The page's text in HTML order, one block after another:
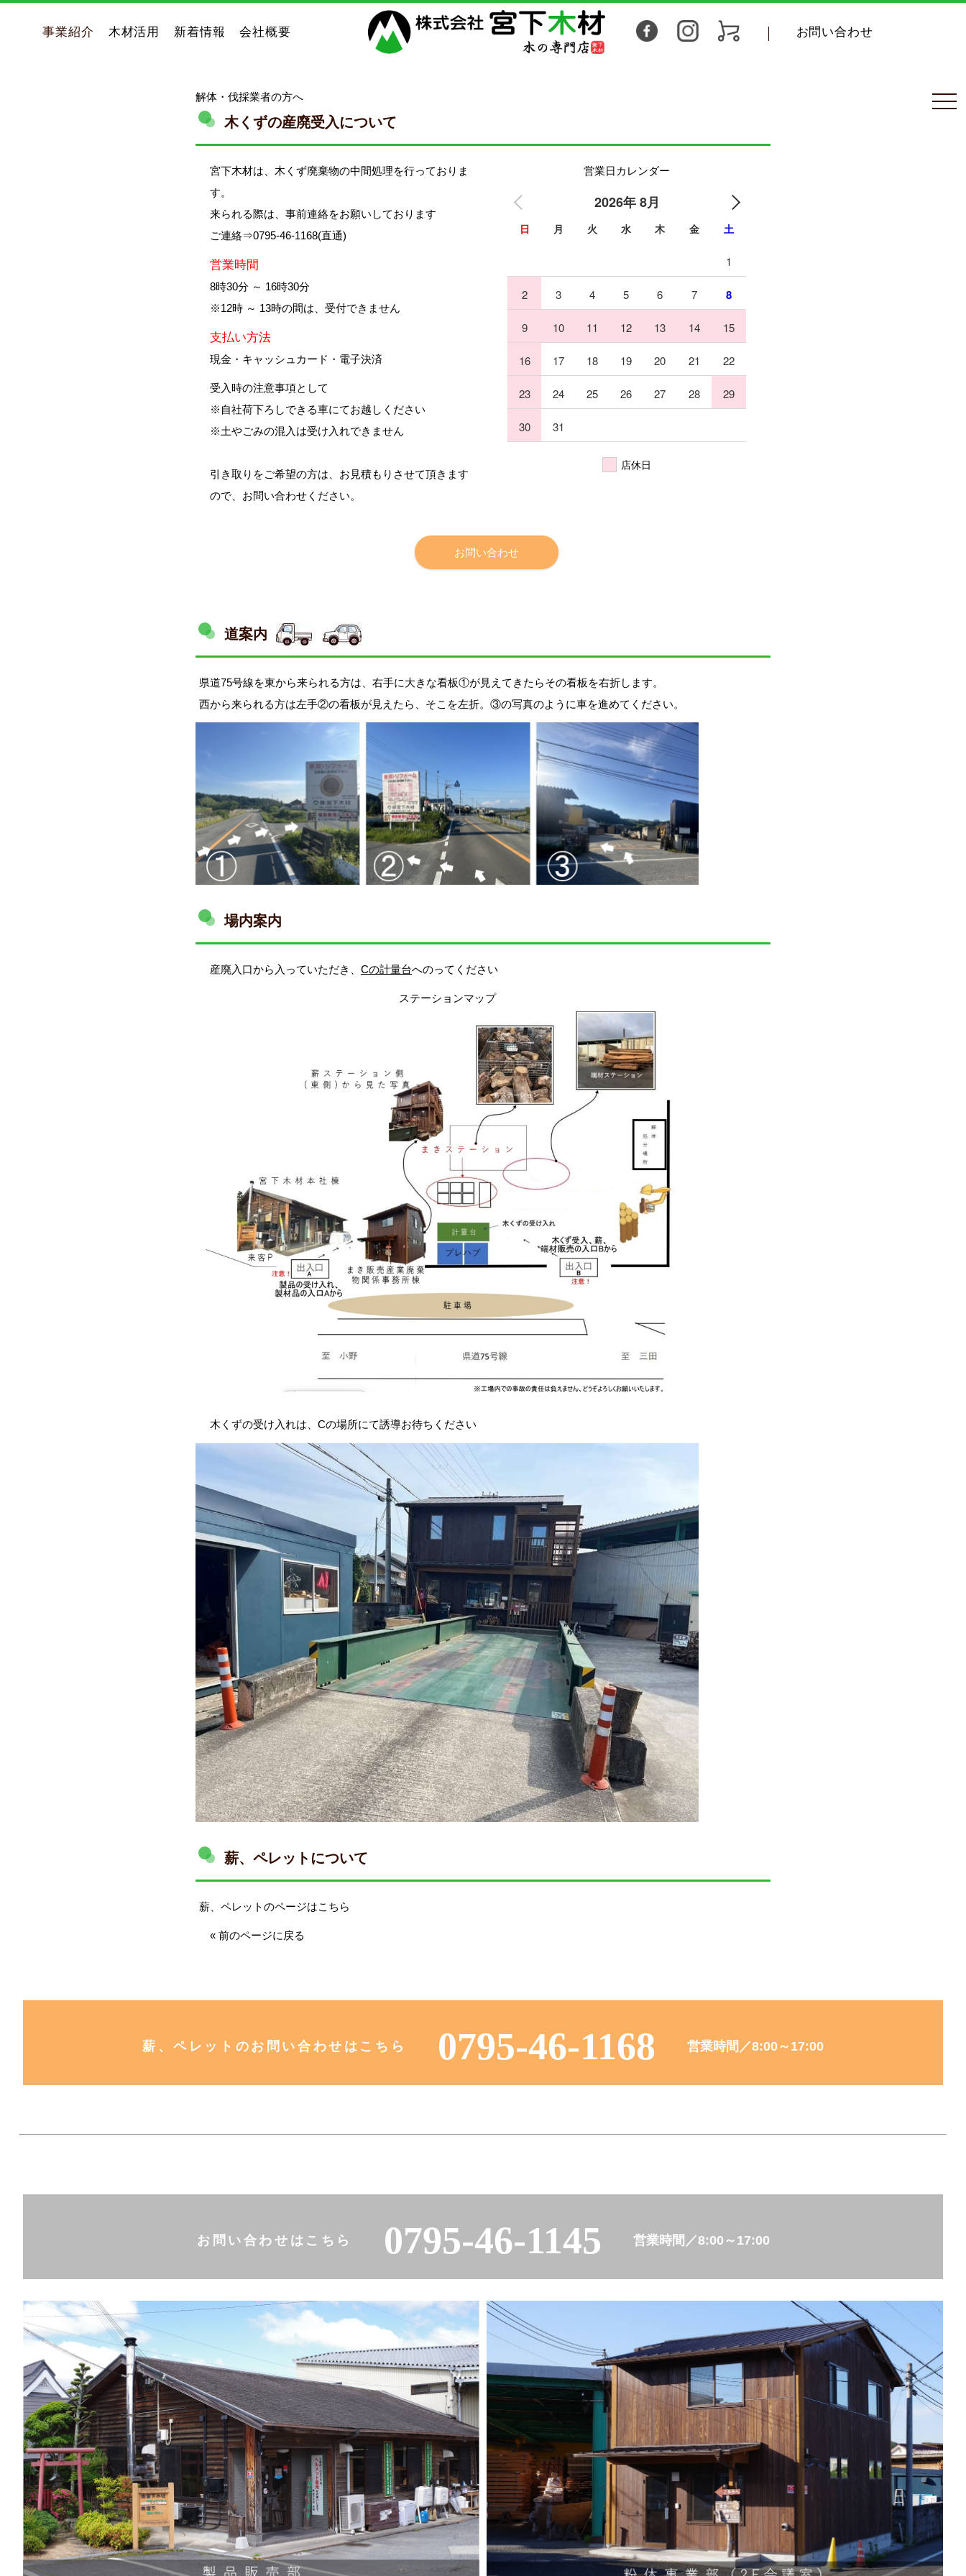
事業紹介 木材活用 新着情報 会社概要 お問い合わせ
SDGsへの取組み
デコスドライ工法(セルロースファイバー)
自然塗料オスモカラー(木材保護)
ペレットストーブ、ペレット燃料
粉体工場(破砕・木粉・再資源化)
Instagram
通販ショップ
住所 〒673-1324 兵庫県加東市新定315番地
電話
解体・伐採業者の方へ
木くずの産廃受入について
宮下木材は、木くず廃棄物の中間処理を行っておりま
す。
来られる際は、事前連絡をお願いしております
ご連絡⇒0795-46-1168(直通)
営業時間
8時30分 ～ 16時30分
※12時 ～ 13時の間は、受付できません
支払い方法
現金・キャッシュカード・電子決済
受入時の注意事項として
※自社荷下ろしできる車にてお越しください
※土やごみの混入は受け入れできません
引き取りをご希望の方は、お見積もりさせて頂きます
ので、お問い合わせください。
営業日カレンダー
2026年 8月
日 月 火 水 木 金 土
1
2 3 4 5 6 7 8
9 10 11 12 13 14 15
16 17 18 19 20 21 22
23 24 25 26 27 28 29
30 31
店休日
お問い合わせ
道案内
県道75号線を東から来られる方は、右手に大きな看板①が見えてきたらその看板を右折します。
西から来られる方は左手②の看板が見えたら、そこを左折。③の写真のように車を進めてください。
場内案内
産廃入口から入っていただき、 Cの計量台へのってください
ステーションマップ
木くずの受け入れは、Cの場所にて誘導お待ちください
薪、ペレットについて
薪、ペレットのページはこちら
« 前のページに戻る
薪、ペレットのお問い合わせはこちら 0795-46-1168 営業時間／8:00～17:00
お問い合わせはこちら 0795-46-1145 営業時間／8:00～17:00